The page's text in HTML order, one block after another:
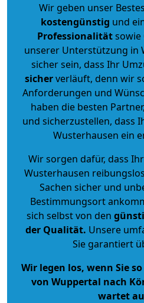
Wir geben unser
kostengünstig und
Professionalität
unserer Unterstützung in
sicher sein, dass Ihr
sicherverläuft, denn wir
Anforderungen und
haben die besten
und sicherzustellen, dass
Wusterhausen ein
Wir sorgen dafür, dass
Wusterhausen
Sachen sicher und
Bestimmungsort
sich selbst von den
der Qualität. Unsere
Sie garantiert
Wir legen los, wenn Sie
von Wuppertal nach
wartet